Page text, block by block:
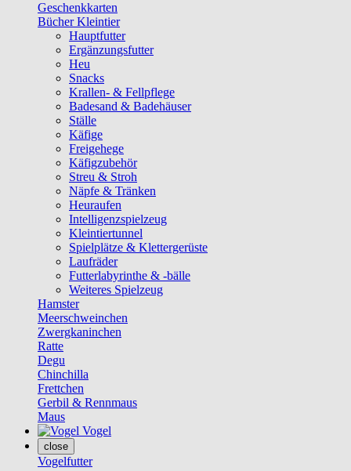
Geschenkkarten
Bücher Kleintier
Hauptfutter
Ergänzungsfutter
Heu
Snacks
Krallen- & Fellpflege
Badesand & Badehäuser
Ställe
Käfige
Freigehege
Käfigzubehör
Streu & Stroh
Näpfe & Tränken
Heuraufen
Intelligenzspielzeug
Kleintiertunnel
Spielplätze & Klettergerüste
Laufräder
Futterlabyrinthe & -bälle
Weiteres Spielzeug
Hamster
Meerschweinchen
Zwergkaninchen
Ratte
Degu
Chinchilla
Frettchen
Gerbil & Rennmaus
Maus
Vogel
close
Vogelfutter